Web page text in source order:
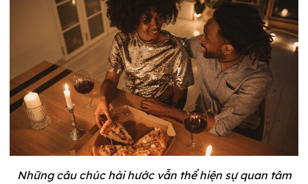
Những câu chúc hài hước vẫn thể hiện sự quan tâm